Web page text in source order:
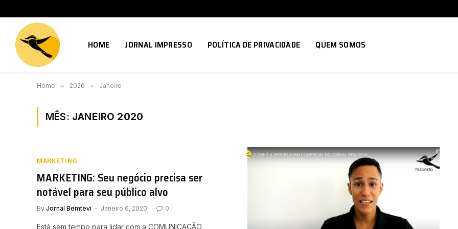
HOME JORNAL IMPRESSO POLÍTICA DE PRIVACIDADE QUEM SOMOS
Home » 2020 » Janeiro
MÊS: JANEIRO 2020
MARKETING
MARKETING: Seu negócio precisa ser
notável para seu público alvo
By Jornal Bemtevi Janeiro 6, 2020 0
Está sem tempo para lidar com a COMUNICAÇÃO